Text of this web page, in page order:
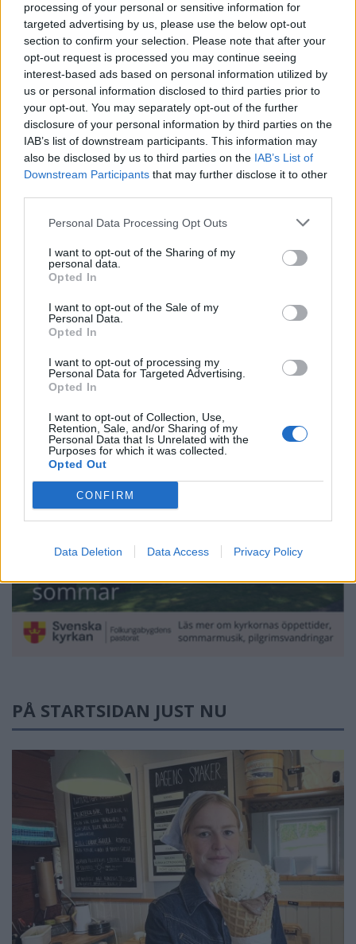
processing of your personal or sensitive information for
targeted advertising by us, please use the below opt-out
section to confirm your selection. Please note that after your
opt-out request is processed you may continue seeing
interest-based ads based on personal information utilized by
us or personal information disclosed to third parties prior to
your opt-out. You may separately opt-out of the further
disclosure of your personal information by third parties on the
IAB’s list of downstream participants. This information may
also be disclosed by us to third parties on the IAB’s List of
Downstream Participants that may further disclose it to other
Personal Data Processing Opt Outs
I want to opt-out of the Sharing of my
personal data.
Opted In
I want to opt-out of the Sale of my
Personal Data.
Opted In
I want to opt-out of processing my
Personal Data for Targeted Advertising.
Opted In
I want to opt-out of Collection, Use,
Retention, Sale, and/or Sharing of my
Personal Data that Is Unrelated with the
Purposes for which it was collected.
Opted Out
CONFIRM
Data Deletion Data Access Privacy Policy
PÅ STARTSIDAN JUST NU